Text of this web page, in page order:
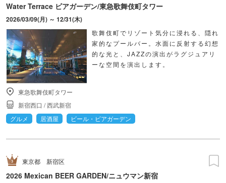
Water Terrace ビアガーデン/東急歌舞伎町タワー
2026/03/09(月) ～ 12/31(木)
歌舞伎町でリゾート気分に浸れる、隠れ
家的なプールバー。水面に反射する幻想
的な光と、JAZZの演出がラグジュアリ
ーな空間を演出します。
東急歌舞伎町タワー
新宿西口 /西武新宿
グルメ
居酒屋 ビール・ビアガーデン
東京都 新宿区
2026 Mexican BEER GARDEN/ニュウマン新宿